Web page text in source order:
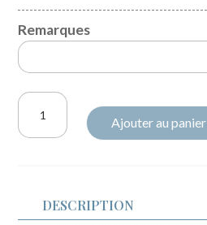
Remarques
quantité
Exclu
Ajouter au panier
DESCRIPTION